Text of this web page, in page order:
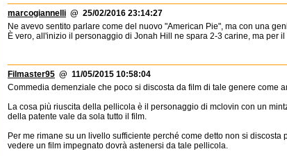
marcogiannelli @ 25/02/2016 23:14:27
Ne avevo sentito parlare come del nuovo "American Pie", ma con una
È vero, all'inizio il personaggio di Jonah Hill ne spara 2-3 carine, ma per
Filmaster95 @ 11/05/2015 10:58:04
Commedia demenziale che poco si discosta da film di tale genere come
La cosa più riuscita della pellicola è il personaggio di mclovin con un
della patente vale da sola tutto il film.
Per me rimane su un livello sufficiente perché come detto non si
vedere un film impegnato dovrà astenersi da tale pellicola.